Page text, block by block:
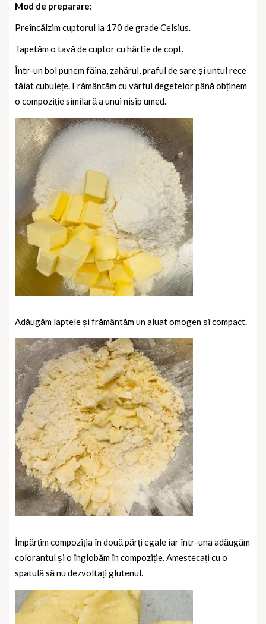
Mod de preparare:
Preîncălzim cuptorul la 170 de grade Celsius.
Tapetăm o tavă de cuptor cu hârtie de copt.
Într-un bol punem făina, zahărul, praful de sare și untul rece
tăiat cubulețe. Frământăm cu vârful degetelor până obținem
o compoziție similară a unui nisip umed.
Adăugăm laptele și frământăm un aluat omogen și compact.
Împărțim compoziția în două părți egale iar într-una adăugăm
colorantul și o înglobăm în compoziție. Amestecați cu o
spatulă să nu dezvoltați glutenul.